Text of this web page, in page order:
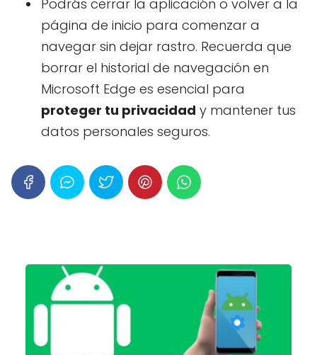
Podrás cerrar la aplicación o volver a la
página de inicio para comenzar a
navegar sin dejar rastro. Recuerda que
borrar el historial de navegación en
Microsoft Edge es esencial para
proteger tu privacidad y mantener tus
datos personales seguros.